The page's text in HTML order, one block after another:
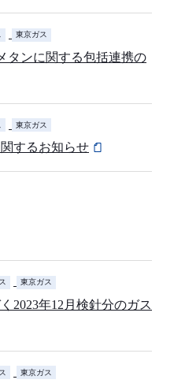
東京ガス
タンに関する包括連携の
東京ガス
するお知らせ
東京ガス
2023年12月検針分のガス
東京ガス